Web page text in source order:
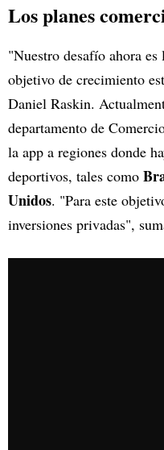
Los planes
"Nuestro desafío ahora
objetivo de crecimiento
Daniel Raskin.
departamento de
la app a regiones donde
deportivos, tales como
Unidos. "Para este
inversiones privadas",